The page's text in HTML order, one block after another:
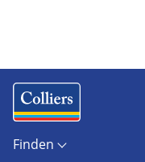
Finden